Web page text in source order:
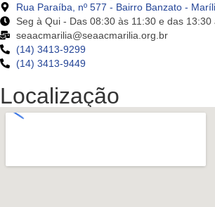
Rua Paraíba, nº 577 - Bairro Banzato -
Seg à Qui - Das 08:30 às 11:30 e das 13:30
seaacmarilia@seaacmarilia.org.br
(14) 3413-9299
(14) 3413-9449
Localização